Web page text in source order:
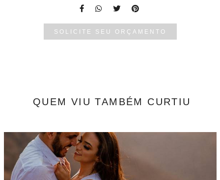
SOLICITE SEU ORÇAMENTO
QUEM VIU TAMBÉM CURTIU